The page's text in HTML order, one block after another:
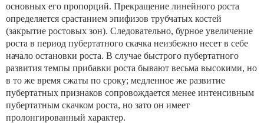
основных его пропорций. Прекращение линейного роста
определяется срастанием эпифизов трубчатых костей
(закрытие ростовых зон). Следовательно, бурное увеличение
роста в период пубертатного скачка неизбежно несет в себе
начало остановки роста. В случае быстрого пубер­татного
развития темпы прибавки роста бывают весьма высокими, но
в то же время сжаты по сроку; медлен­ное же развитие
пубертатных признаков сопровождается менее интенсивным
пубертатным скачком роста, но зато он имеет
пролонгированный характер.